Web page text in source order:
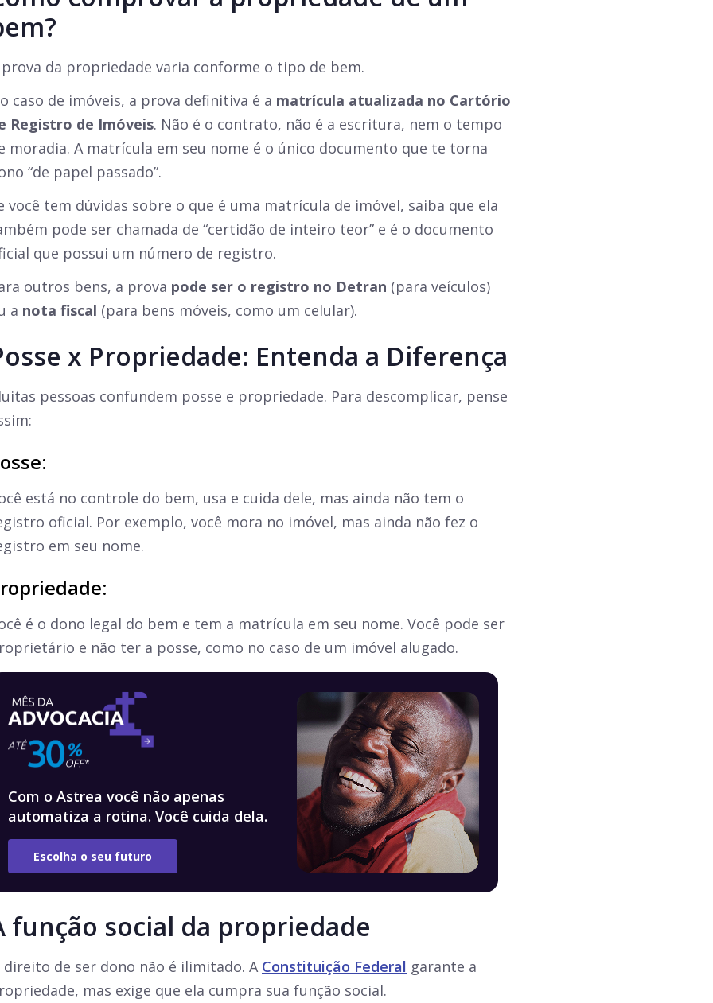
prova da propriedade varia conforme o tipo de bem.
caso de imóveis, a prova definitiva é a matrícula atualizada no Cartório
Registro de Imóveis. Não é o contrato, não é a escritura, nem o tempo
moradia. A matrícula em seu nome é o único documento que te torna
“de papel passado”.
você tem dúvidas sobre o que é uma matrícula de imóvel, saiba que ela
pode ser chamada de “certidão de inteiro teor” e é o documento
que possui um número de registro.
outros bens, a prova pode ser o registro no Detran (para veículos)
a nota fiscal (para bens móveis, como um celular).
x Propriedade: Entenda a Diferença
pessoas confundem posse e propriedade. Para descomplicar, pense
está no controle do bem, usa e cuida dele, mas ainda não tem o
oficial. Por exemplo, você mora no imóvel, mas ainda não fez o
em seu nome.
é o dono legal do bem e tem a matrícula em seu nome. Você pode ser
e não ter a posse, como no caso de um imóvel alugado.
Com o Astrea você não apenas
automatiza a rotina. Você cuida dela.
Escolha o seu futuro
função social da propriedade
direito de ser dono não é ilimitado. A Constituição Federal garante a
mas exige que ela cumpra sua função social.